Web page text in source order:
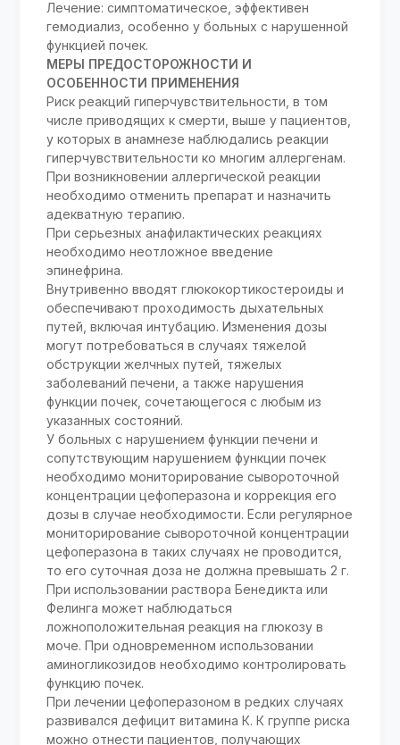
Лечение: симптоматическое, эффективен
гемодиализ, особенно у больных с нарушенной
функцией почек.
МЕРЫ ПРЕДОСТОРОЖНОСТИ И
ОСОБЕННОСТИ ПРИМЕНЕНИЯ
Риск реакций гиперчувствительности, в том
числе приводящих к смерти, выше у пациентов,
у которых в анамнезе наблюдались реакции
гиперчувствительности ко многим аллергенам.
При возникновении аллергической реакции
необходимо отменить препарат и назначить
адекватную терапию.
При серьезных анафилактических реакциях
необходимо неотложное введение
эпинефрина.
Внутривенно вводят глюкокортикостероиды и
обеспечивают проходимость дыхательных
путей, включая интубацию. Изменения дозы
могут потребоваться в случаях тяжелой
обструкции желчных путей, тяжелых
заболеваний печени, а также нарушения
функции почек, сочетающегося с любым из
указанных состояний.
У больных с нарушением функции печени и
сопутствующим нарушением функции почек
необходимо мониторирование сывороточной
концентрации цефоперазона и коррекция его
дозы в случае необходимости. Если регулярное
мониторирование сывороточной концентрации
цефоперазона в таких случаях не проводится,
то его суточная доза не должна превышать 2 г.
При использовании раствора Бенедикта или
Фелинга может наблюдаться
ложноположительная реакция на глюкозу в
моче. При одновременном использовании
аминогликозидов необходимо контролировать
функцию почек.
При лечении цефоперазоном в редких случаях
развивался дефицит витамина К. К группе риска
можно отнести пациентов, получающих